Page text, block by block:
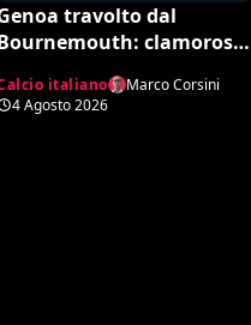
travolto dal
clamoroso
negativo storico
italiano
Marco Corsini
4 Agosto 2026